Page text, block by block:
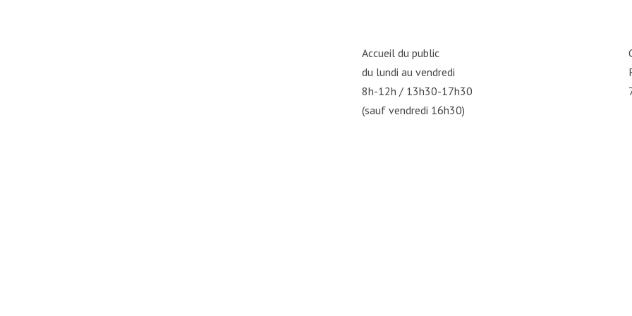
Accueil du public
du lundi au vendredi
8h-12h / 13h30-17h30
(sauf vendredi 16h30)